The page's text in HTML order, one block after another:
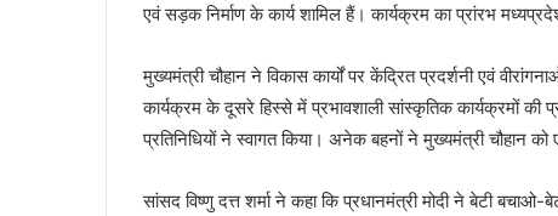
एवं सड़क निर्माण के कार्य शामिल हैं। कार्यक्रम का प्रांरभ
मुख्यमंत्री चौहान ने विकास कार्यों पर केंद्रित प्रदर्शनी एवं
कार्यक्रम के दूसरे हिस्से में प्रभावशाली सांस्कृतिक कार्यक्रमों की
प्रतिनिधियों ने स्वागत किया। अनेक बहनों ने मुख्यमंत्री चौहान
सांसद विष्णु दत्त शर्मा ने कहा कि प्रधानमंत्री मोदी ने बेटी